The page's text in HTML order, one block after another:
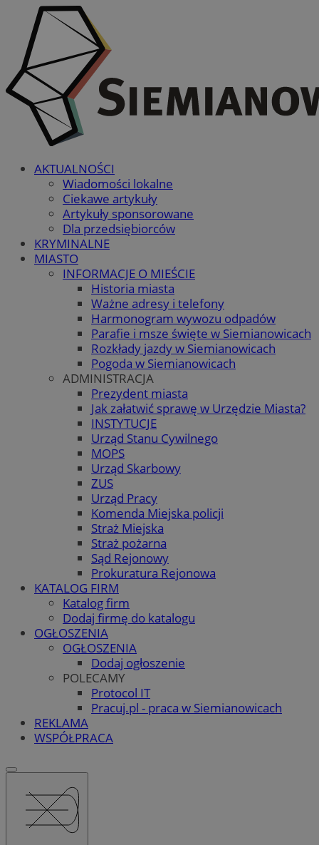
AKTUALNOŚCI
Wiadomości lokalne
Ciekawe artykuły
Artykuły sponsorowane
Dla przedsiębiorców
KRYMINALNE
MIASTO
INFORMACJE O MIEŚCIE
Historia miasta
Ważne adresy i telefony
Harmonogram wywozu odpadów
Parafie i msze święte w Siemianowicach
Rozkłady jazdy w Siemianowicach
Pogoda w Siemianowicach
ADMINISTRACJA
Prezydent miasta
Jak załatwić sprawę w Urzędzie Miasta?
INSTYTUCJE
Urząd Stanu Cywilnego
MOPS
Urząd Skarbowy
ZUS
Urząd Pracy
Komenda Miejska policji
Straż Miejska
Straż pożarna
Sąd Rejonowy
Prokuratura Rejonowa
KATALOG FIRM
Katalog firm
Dodaj firmę do katalogu
OGŁOSZENIA
OGŁOSZENIA
Dodaj ogłoszenie
POLECAMY
Protocol IT
Pracuj.pl - praca w Siemianowicach
REKLAMA
WSPÓŁPRACA